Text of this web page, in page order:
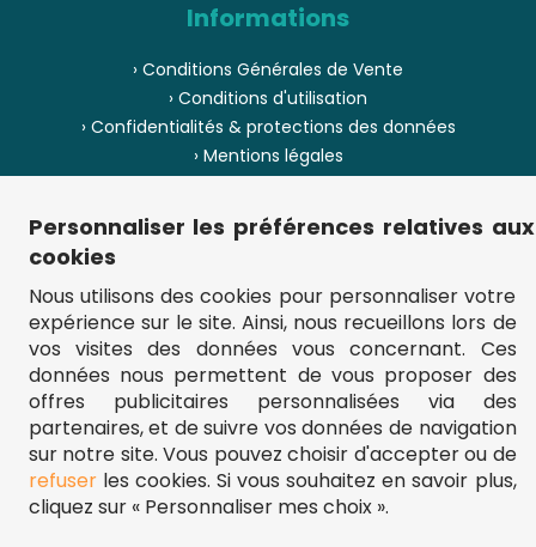
Informations
› Conditions Générales de Vente
› Conditions d'utilisation
› Confidentialités & protections des données
› Mentions légales
› Paiement
› Pièces de puzzle manquantes ?
› Plan du site
** Frais d'envoi = 6,95 € (France) / gratuit à partir de 45 €.
fou-de-puzzle.com : le site référence pour acheter des puzzles de
qualité à bon prix.
© Fou-de-puzzle.com 2011 - 2026
Personnaliser les préférences relatives aux
cookies
Nous utilisons des cookies pour personnaliser votre
expérience sur le site. Ainsi, nous recueillons lors de
vos visites des données vous concernant. Ces
données nous permettent de vous proposer des
offres publicitaires personnalisées via des
partenaires, et de suivre vos données de navigation
sur notre site. Vous pouvez choisir d'accepter ou de
refuserles cookies. Si vous souhaitez en savoir plus,
cliquez sur « Personnaliser mes choix ».